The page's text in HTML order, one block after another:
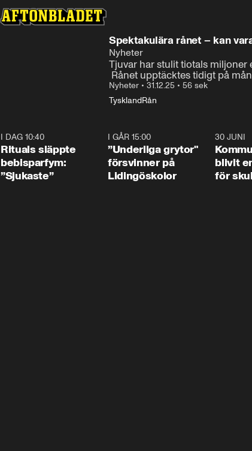
Spektakulära rånet – kan
Nyheter
Tjuvar har stulit tiotals miljoner
Rånet upptäcktes tidigt på
Nyheter • 31.12.25 • 56 sek
TysklandRån
I DAG 10:40
Rituals släppte
bebisparfym:
”Sjukaste”
1:07
I GÅR 15:00
”Underliga grytor"
försvinner på
Lidingöskolor
30 JUNI
blivit
för